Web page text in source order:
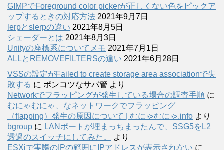
GIMPでForeground color pickerが正しくない色をピックア
ップするときの対応方法 2021年9月7日
lerpとslerpの違い 2021年8月5日
シェーダーとは 2021年8月3日
Unityの座標系についてメモ 2021年7月1日
ALLとREMOVEFILTERSの違い 2021年6月28日
VSSの設定がFailed to create storage area associationで失
敗する に ポンコツなサバ管 より
Networkでフラッピングが発生している場合の調査手順 に
むにゃむにゃ、なネットワークでフラッピング
（flapping）発生の原因について | むにゃむにゃ.info より
bgroup に LANポートが埋まっちまったんで、SSG5をL2
透過のスイッチにしてみた。
より
ESXiで実際のIPの範囲にIPアドレスが表示されない に